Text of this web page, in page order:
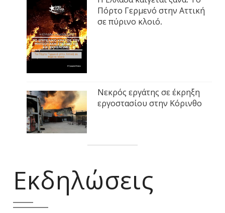
Πόρτο Γερμενό στην Αττική
σε πύρινο κλοιό.
Νεκρός εργάτης σε έκρηξη
εργοστασίου στην Κόρινθο
Εκδηλώσεις